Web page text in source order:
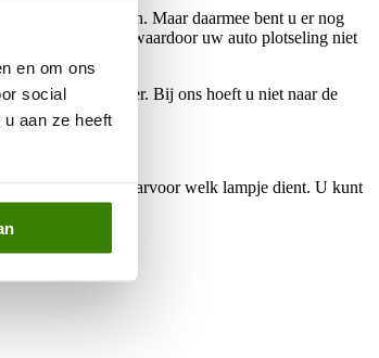
en om ons
social
aan ze heeft
storing uitlezen. Maar daarmee bent u er nog
kleinigheid zijn waardoor uw auto plotseling niet
op de merkdealer. Bij ons hoeft u niet naar de
om te weten waarvoor welk lampje dient. U kunt